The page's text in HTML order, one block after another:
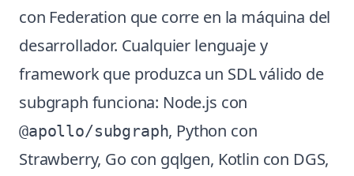
con Federation que corre en la máquina del
desarrollador. Cualquier lenguaje y
framework que produzca un SDL válido de
subgraph funciona: Node.js con
@apollo/subgraph, Python con
Strawberry, Go con gqlgen, Kotlin con DGS,